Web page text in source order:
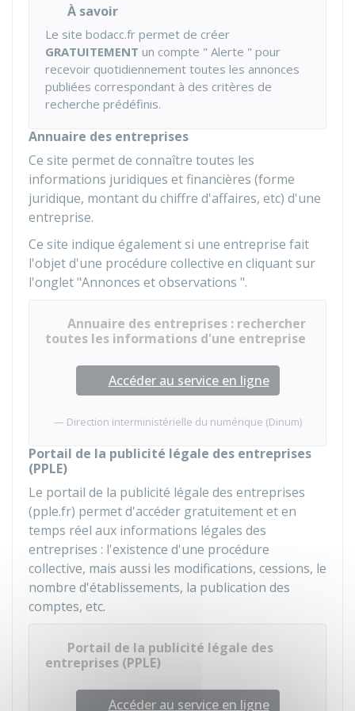
À savoir
Le site bodacc.fr permet de créer
GRATUITEMENT un compte " Alerte " pour
recevoir quotidiennement toutes les annonces
publiées correspondant à des critères de
recherche prédéfinis.
Annuaire des entreprises
Ce site permet de connaître toutes les
informations juridiques et financières (forme
juridique, montant du chiffre d'affaires, etc) d'une
entreprise.
Ce site indique également si une entreprise fait
l'objet d'une procédure collective en cliquant sur
l'onglet "Annonces et observations ".
Annuaire des entreprises : rechercher
toutes les informations d'une entreprise
Accéder au service en ligne
Direction interministérielle du numérique (Dinum)
Portail de la publicité légale des entreprises
(PPLE)
Le portail de la publicité légale des entreprises
(pple.fr) permet d'accéder gratuitement et en
temps réel aux informations légales des
entreprises : l'existence d'une procédure
collective, mais aussi les modifications, cessions, le
nombre d'établissements, la publication des
comptes, etc.
Portail de la publicité légale des
entreprises (PPLE)
Accéder au service en ligne